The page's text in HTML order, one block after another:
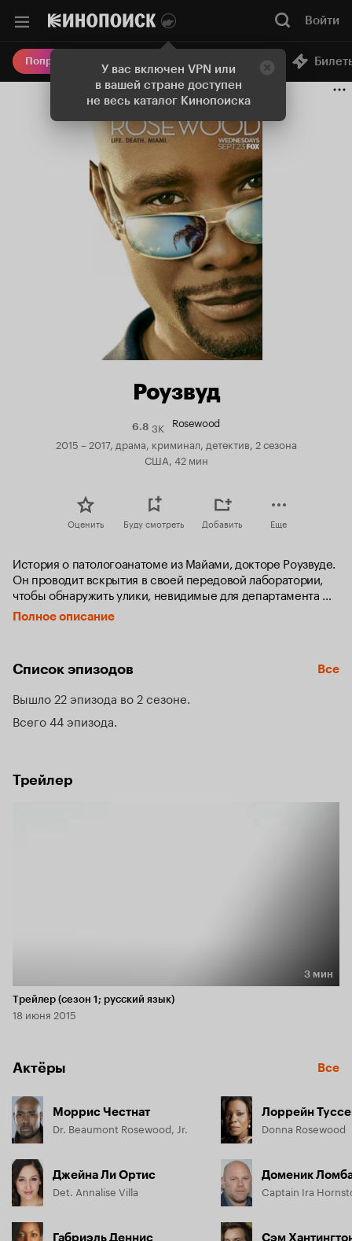
У вас включен VPN или
в вашей стране доступен
не весь каталог Кинопоиска
Войти
Попробовать Плюс Онлайн-кинотеатр
Роузвуд
6.8Рейтинг
6.8
3K Rosewood
2015 – 2017, драма, криминал, детектив, 2 сезона
США, 42 мин
Оценить Буду смотреть Добавить Еще
История о патологоанатоме из Майами, докторе Роузвуде.
Он проводит вскрытия в своей передовой лаборатории,
чтобы обнаружить улики, невидимые для департамента
полиции.
Полное описание
Список эпизодов Все
Вышло 22 эпизода во 2 сезоне
Всего 44 эпизода
Трейлер
Длительность 3 мин
3 мин
Трейлер (сезон 1; русский язык)
18 июня 2015
Актёры Все
Моррис Честнат
Dr. Beaumont Rosewood, Jr.
Джейна Ли Ортис
Det. Annalise Villa
Габриэль Деннис
Лоррейн
Donna Rosewood
Доменик
Captain Ira
Сэм